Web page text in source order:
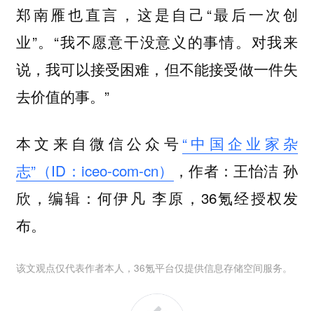
郑南雁也直言，这是自己“最后一次创
业”。“我不愿意干没意义的事情。对我来
说，我可以接受困难，但不能接受做一件失
去价值的事。”
本文来自微信公众号 “中国企业家杂
志”（ID：iceo-com-cn）
，作者：王怡洁 孙
欣，编辑：何伊凡 李原，36氪经授权发
布。
该文观点仅代表作者本人，36氪平台仅提供信息存储空间服务。